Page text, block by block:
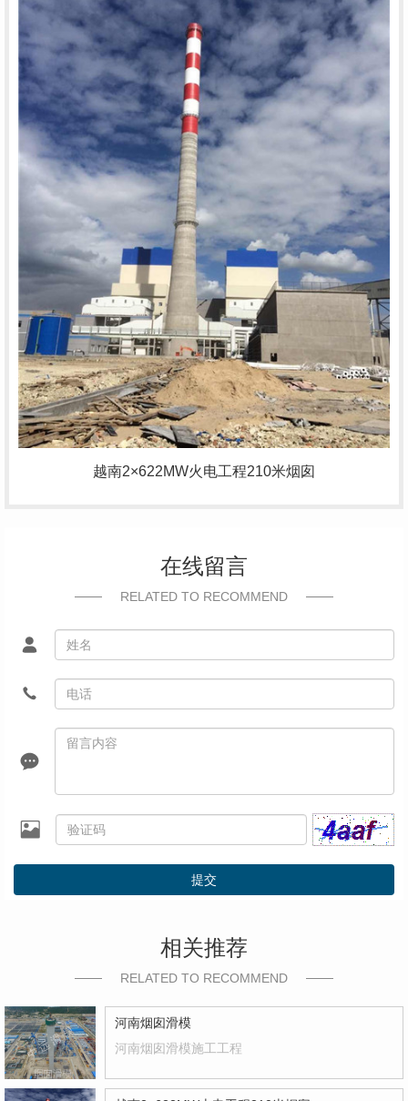
越南2×622MW火电工程210米烟囱
在线留言
RELATED TO RECOMMEND
提交
相关推荐
RELATED TO RECOMMEND
河南烟囱滑模
河南烟囱滑模施工工程